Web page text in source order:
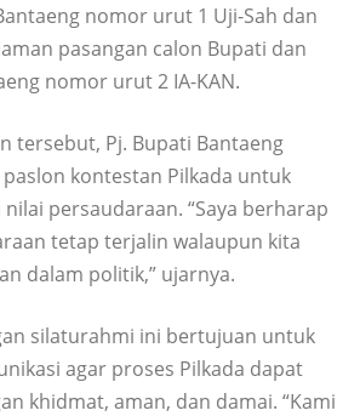
nomor urut 1 Uji-Sah dan
pasangan calon Bupati dan
nomor urut 2 IA-KAN.
tersebut, Pj. Bupati Bantaeng
kontestan Pilkada untuk
persaudaraan. “Saya berharap
tetap terjalin walaupun kita
dalam politik,” ujarnya.
silaturahmi ini bertujuan untuk
agar proses Pilkada dapat
khidmat, aman, dan damai. “Kami